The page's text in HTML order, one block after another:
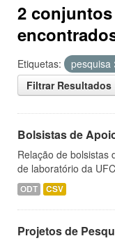
2
Etiquetas:
pesquisa
Filtrar Resultados
Bolsistas de
Relação de bolsistas
de laboratório da
ODT CSV
Projetos de